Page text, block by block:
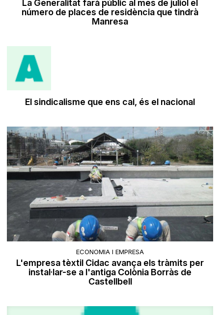
La Generalitat farà públic al mes de juliol el
número de places de residència que tindrà
Manresa
​El sindicalisme que ens cal, és el nacional
ECONOMIA I EMPRESA
L'empresa tèxtil Cidac avança els tràmits per
instal·lar-se a l'antiga Colònia Borràs de
Castellbell